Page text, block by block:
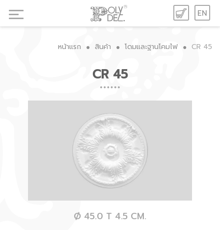
EN
หน้าแรก ● สินค้า ● โดมและฐานโคมไฟ ● CR 45
CR 45
Ø 45.0 T 4.5 CM.